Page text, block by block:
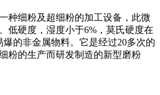
种细粉及超细粉的加工设备，此微
低硬度，湿度小于6%，莫氏硬度在
的非金属物料。它是经过20多次的
粉的生产而研发制造的新型磨粉